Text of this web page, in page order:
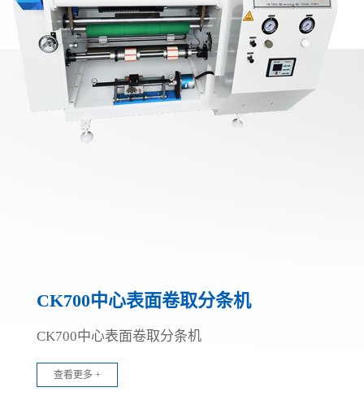
CK700中心表面卷取分条机
CK700中心表面卷取分条机
查看更多 +